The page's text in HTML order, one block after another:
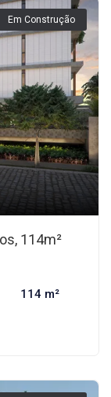
Em Construção
114m²
114 m²